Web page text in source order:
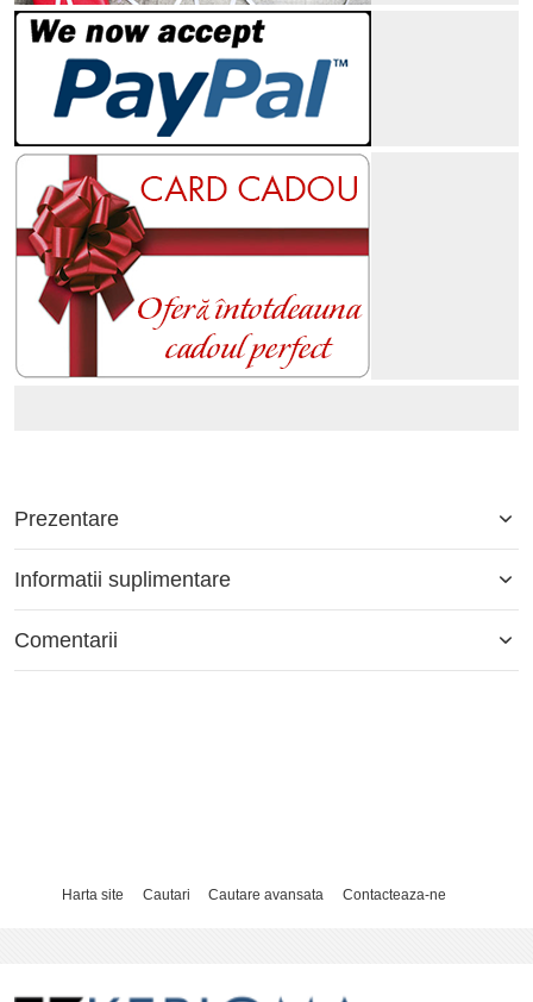
Prezentare
Informatii suplimentare
Comentarii
Harta site Cautari Cautare avansata Contacteaza-ne